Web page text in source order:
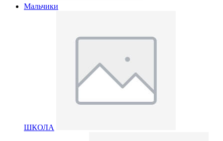
Мальчики
ШКОЛА